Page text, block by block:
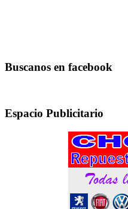
Buscanos en facebook
Espacio Publicitario